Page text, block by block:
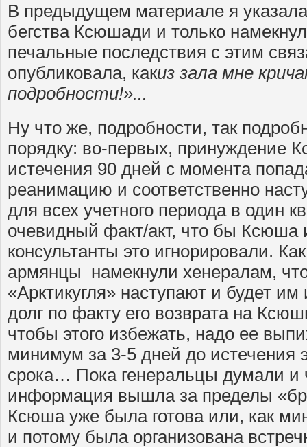
В предыдущем материале я
бегства Ксюшади и только
печальные последствия с этим
опубликовала, какиз зала мне
подробности!»...
Ну что же, подробности, так
порядку: во-первых, принуждение
истечения 90 дней с момента
реанимацию и соответственно
для всех учетного периода в один
очевидный факт/акт, что бы Ксюша
консультанты это игнорировали.
армянцы намекнули хенералам,
«Арктикугля» наступают и будет им
долг по факту его возврата на
чтобы этого избежать, надо ее
минимум за 3-5 дней до истечения
срока… Пока генеральцы думали и
информация вышла за пределы
Ксюша уже была готова или, как
и потому была организована